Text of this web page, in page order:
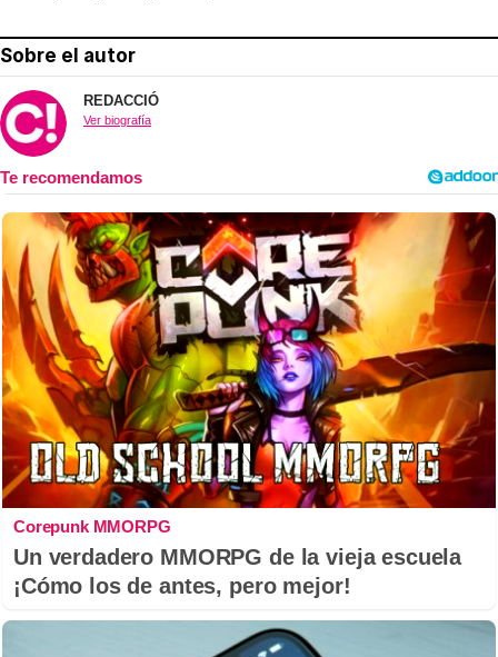
Sobre el autor
REDACCIÓ
Ver biografía
Corepunk MMORPG
Un verdadero MMORPG de la vieja escuela
¡Cómo los de antes, pero mejor!